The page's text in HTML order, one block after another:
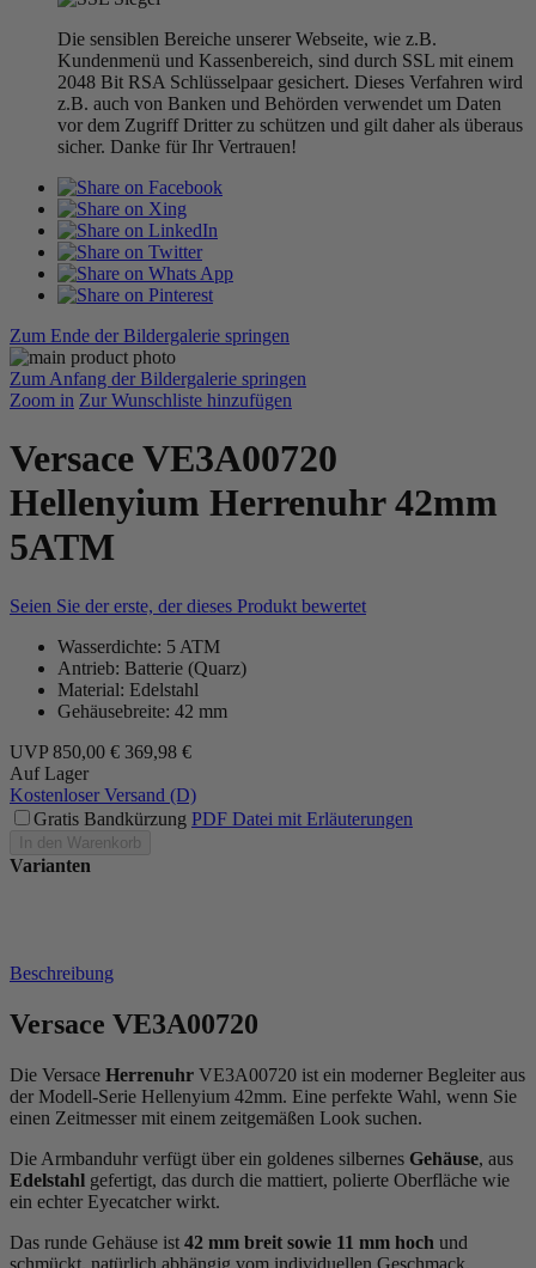
Die sensiblen Bereiche unserer Webseite, wie z.B.
Kundenmenü und Kassenbereich, sind durch SSL mit einem
2048 Bit RSA Schlüsselpaar gesichert. Dieses Verfahren wird
z.B. auch von Banken und Behörden verwendet um Daten
vor dem Zugriff Dritter zu schützen und gilt daher als überaus
sicher. Danke für Ihr Vertrauen!
Zum Ende der Bildergalerie springen
Zum Anfang der Bildergalerie springen
Zoom in Zur Wunschliste hinzufügen
Versace VE3A00720
Hellenyium Herrenuhr 42mm
5ATM
Seien Sie der erste, der dieses Produkt bewertet
Wasserdichte: 5 ATM
Antrieb: Batterie (Quarz)
Material: Edelstahl
Gehäusebreite: 42 mm
UVP 850,00 € 369,98 €
Auf Lager
Kostenloser Versand (D)
Gratis Bandkürzung PDF Datei mit Erläuterungen
In den Warenkorb
Varianten
Beschreibung
Versace VE3A00720
Die Versace Herrenuhr VE3A00720 ist ein moderner Begleiter aus
der Modell-Serie Hellenyium 42mm. Eine perfekte Wahl, wenn Sie
einen Zeitmesser mit einem zeitgemäßen Look suchen.
Die Armbanduhr verfügt über ein goldenes silbernes Gehäuse, aus
Edelstahl gefertigt, das durch die mattiert, polierte Oberfläche wie
ein echter Eyecatcher wirkt.
Das runde Gehäuse ist 42 mm breit sowie 11 mm hoch und
schmückt, natürlich abhängig vom individuellen Geschmack,